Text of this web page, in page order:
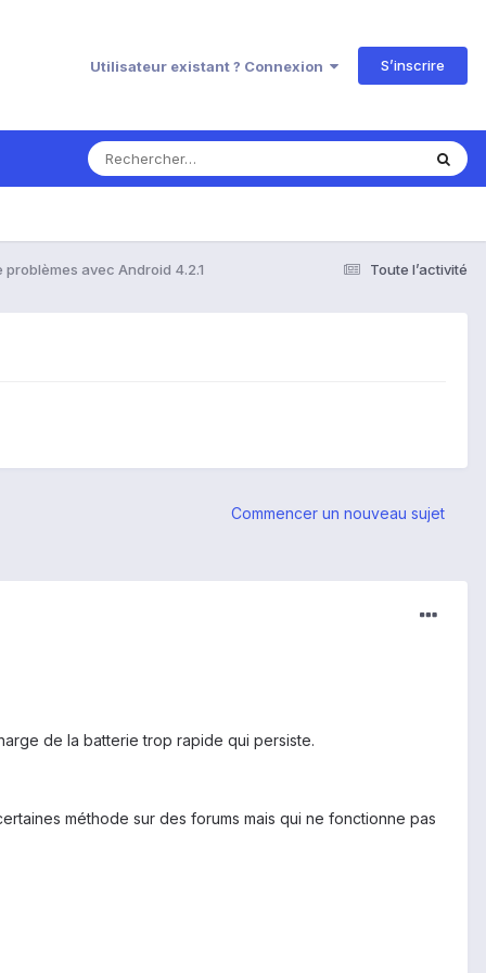
Utilisateur existant ? Connexion S’inscrire
Toute l’activité
problèmes avec Android 4.2.1
Commencer un nouveau sujet
de la batterie trop rapide qui persiste.
méthode sur des forums mais qui ne fonctionne pas